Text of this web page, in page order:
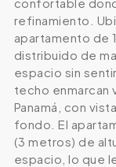
refinamiento.
apartamento de
distribuido de
espacio sin
techo enmarcan
Panamá, con
fondo. El
(3 metros) de
espacio, lo que